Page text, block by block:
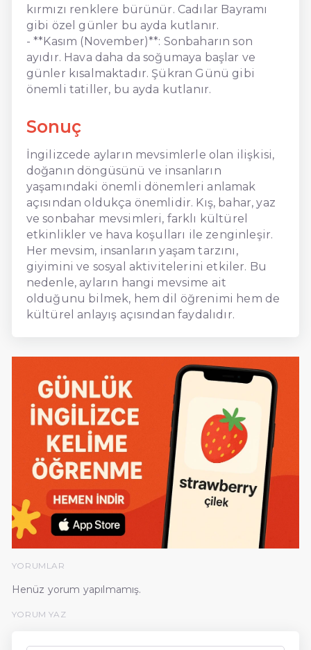
kırmızı renklere bürünür. Cadılar Bayramı
gibi özel günler bu ayda kutlanır.
- **Kasım (November)**: Sonbaharın son
ayıdır. Hava daha da soğumaya başlar ve
günler kısalmaktadır. Şükran Günü gibi
önemli tatiller, bu ayda kutlanır.
Sonuç
İngilizcede ayların mevsimlerle olan ilişkisi,
doğanın döngüsünü ve insanların
yaşamındaki önemli dönemleri anlamak
açısından oldukça önemlidir. Kış, bahar, yaz
ve sonbahar mevsimleri, farklı kültürel
etkinlikler ve hava koşulları ile zenginleşir.
Her mevsim, insanların yaşam tarzını,
giyimini ve sosyal aktivitelerini etkiler. Bu
nedenle, ayların hangi mevsime ait
olduğunu bilmek, hem dil öğrenimi hem de
kültürel anlayış açısından faydalıdır.
YORUMLAR
Henüz yorum yapılmamış.
YORUM YAZ